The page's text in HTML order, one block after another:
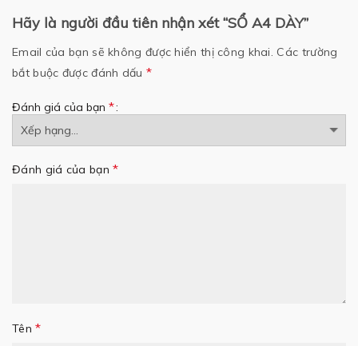
Hãy là người đầu tiên nhận xét “SỔ A4 DÀY”
Email của bạn sẽ không được hiển thị công khai. Các trường
bắt buộc được đánh dấu *
Đánh giá của bạn *
Đánh giá của bạn*
Tên*